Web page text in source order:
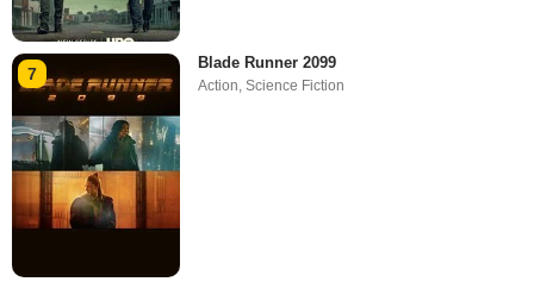
7
Blade Runner 2099
Action,Science Fiction